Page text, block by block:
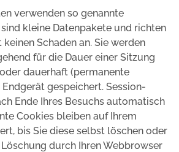
verwenden so genannte
sind kleine Datenpakete und richten
Schaden an. Sie werden
für die Dauer einer Sitzung
dauerhaft (permanente
gespeichert. Session-
Ende Ihres Besuchs automatisch
Cookies bleiben auf Ihrem
bis Sie diese selbst löschen oder
durch Ihren Webbrowser